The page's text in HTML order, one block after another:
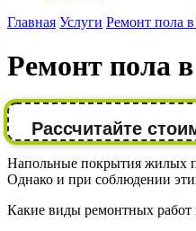
Главная Услуги Ремонт пола
Ремонт пола
Рассчитайте
Напольные покрытия жилых
Однако и при соблюдении
Какие виды ремонтных